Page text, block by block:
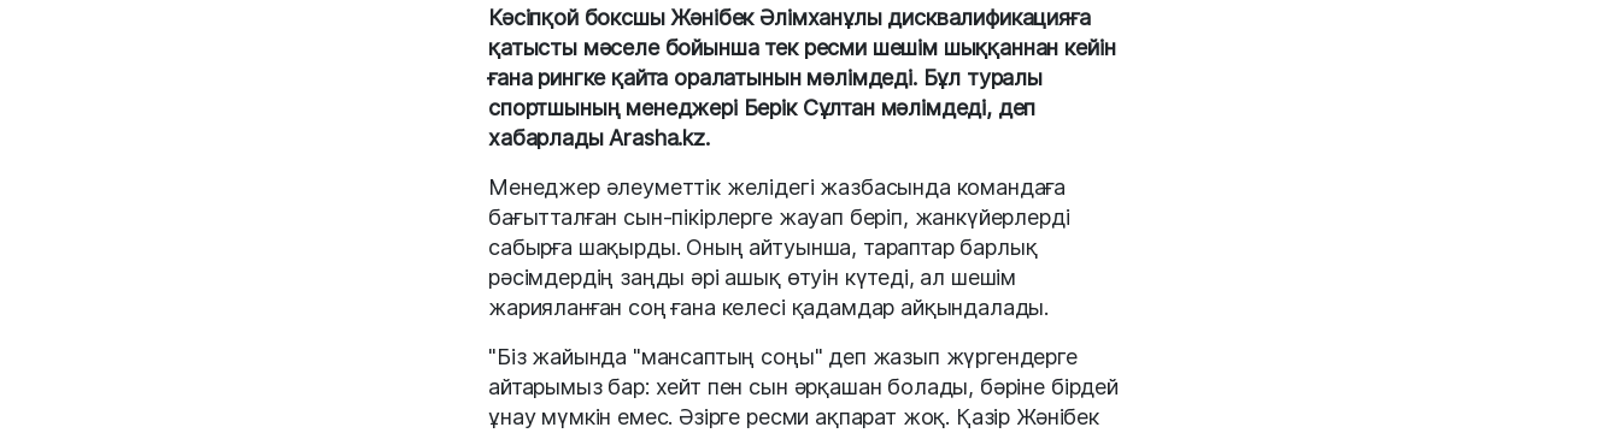
Кәсіпқой боксшы Жәнібек Әлімханұлы дисквалификацияға
қатысты мәселе бойынша тек ресми шешім шыққаннан кейін
ғана рингке қайта оралатынын мәлімдеді. Бұл туралы
спортшының менеджері Берік Сұлтан мәлімдеді, деп
хабарлады Arasha.kz.
Менеджер әлеуметтік желідегі жазбасында командаға
бағытталған сын-пікірлерге жауап беріп, жанкүйерлерді
сабырға шақырды. Оның айтуынша, тараптар барлық
рәсімдердің заңды әрі ашық өтуін күтеді, ал шешім
жарияланған соң ғана келесі қадамдар айқындалады.
"Біз жайында "мансаптың соңы" деп жазып жүргендерге
айтарымыз бар: хейт пен сын әрқашан болады, бәріне бірдей
ұнау мүмкін емес. Әзірге ресми ақпарат жоқ. Қазір Жәнібек